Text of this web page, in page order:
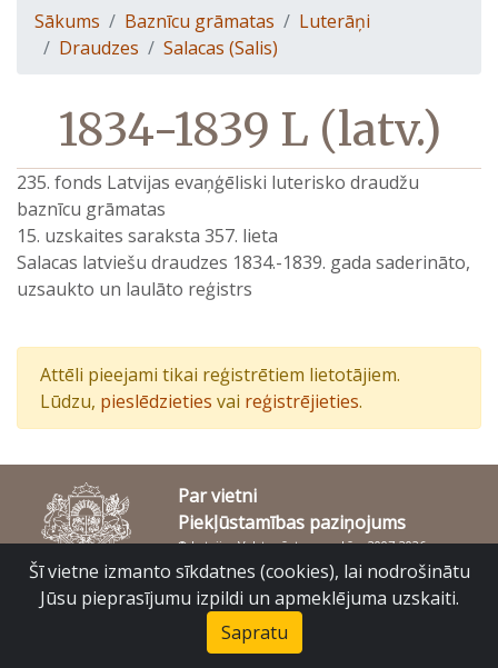
Sākums Baznīcu grāmatas
Luterāņi
Draudzes
Salacas (Salis)
1834-1839 L (latv.)
235. fonds Latvijas evaņģēliski luterisko draudžu
baznīcu grāmatas
15. uzskaites saraksta 357. lieta
Salacas latviešu draudzes 1834.-1839. gada saderināto,
uzsaukto un laulāto reģistrs
Attēli pieejami tikai reģistrētiem lietotājiem.
Lūdzu, pieslēdzieties vai reģistrējieties.
Par vietni
Piekļūstamības paziņojums
© Latvijas Valsts vēstures arhīvs 2007-2026
Slokas iela 16, Rīga, LV – 1048
Šī vietne izmanto sīkdatnes (cookies), lai nodrošinātu
Jūsu pieprasījumu izpildi un apmeklējuma uzskaiti.
Sapratu